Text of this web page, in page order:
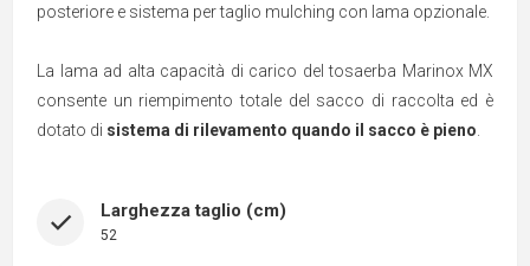
posteriore e sistema per taglio mulching con lama opzionale.
La lama ad alta capacità di carico del tosaerba Marinox MX
consente un riempimento totale del sacco di raccolta ed è
dotato di sistema di rilevamento quando il sacco è pieno
Larghezza taglio (cm)
52